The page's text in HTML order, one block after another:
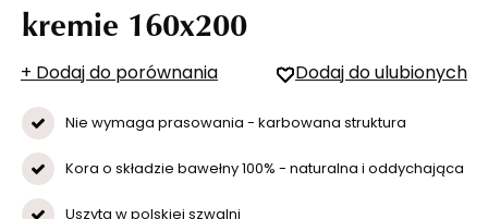
kremie 160x200
+ Dodaj do porównania Dodaj do ulubionych
Nie wymaga prasowania - karbowana struktura
Kora o składzie bawełny 100% - naturalna i oddychająca
Uszyta w polskiej szwalni